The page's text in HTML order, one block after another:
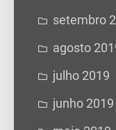
setembro
agosto
julho 2019
junho 2019